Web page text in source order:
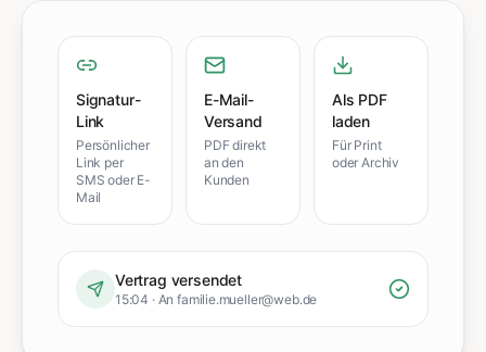
Signatur-
Link
Persönlicher
Link per
SMS oder E-
Mail
E-Mail-
Versand
PDF direkt
an den
Kunden
Als PDF
laden
Für Print
oder Archiv
Vertrag versendet
15:04 · An familie.mueller@web.de